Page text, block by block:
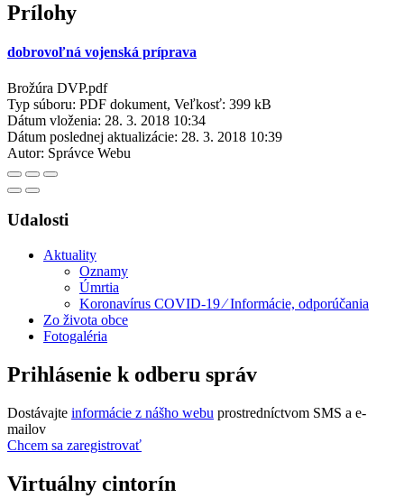
Prílohy
dobrovoľná vojenská príprava
Brožúra DVP.pdf
Typ súboru: PDF dokument, Veľkosť: 399 kB
Dátum vloženia: 28. 3. 2018 10:34
Dátum poslednej aktualizácie: 28. 3. 2018 10:39
Autor: Správce Webu
Udalosti
Aktuality
Oznamy
Úmrtia
Koronavírus COVID-19 ⁄ Informácie, odporúčania
Zo života obce
Fotogaléria
Prihlásenie k odberu správ
Dostávajte informácie z nášho webu prostredníctvom SMS a e-
mailov
Chcem sa zaregistrovať
Virtuálny cintorín